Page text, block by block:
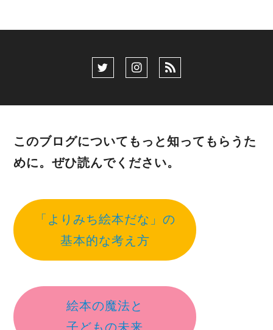
このブログについてもっと知ってもらうた
めに。ぜひ読んでください。
「よりみち絵本だな」の
基本的な考え方
絵本の魔法と